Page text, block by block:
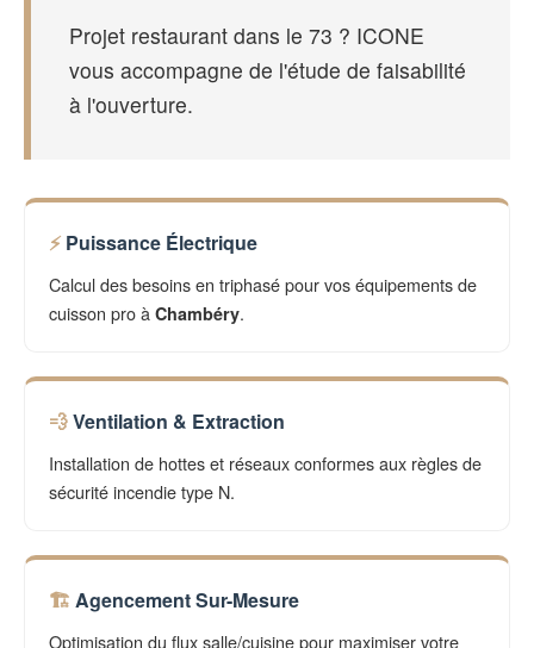
Projet restaurant dans le 73 ? ICONE
vous accompagne de l'étude de faisabilité
à l'ouverture.
Puissance Électrique
Calcul des besoins en triphasé pour vos équipements de
cuisson pro à Chambéry.
Ventilation & Extraction
Installation de hottes et réseaux conformes aux règles de
sécurité incendie type N.
Agencement Sur-Mesure
Optimisation du flux salle/cuisine pour maximiser votre